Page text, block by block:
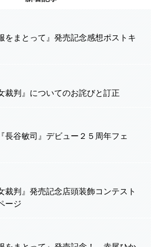
をまとって』発売記念感想ポストキ
裁判』についてのお詫びと訂正
長谷敏司』デビュー２５周年フェ
裁判』発売記念店頭装飾コンテスト
ージ